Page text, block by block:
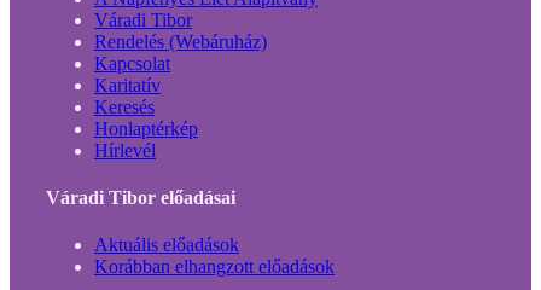
Váradi Tibor
Rendelés (Webáruház)
Kapcsolat
Karitatív
Keresés
Honlaptérkép
Hírlevél
Váradi Tibor előadásai
Aktuális előadások
Korábban elhangzott előadások